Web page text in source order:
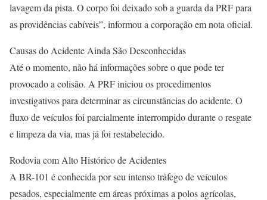
lavagem da pista. O corpo foi deixado sob a guarda da PRF para
as providências cabíveis”, informou a corporação em nota oficial.
Causas do Acidente Ainda São Desconhecidas
Até o momento, não há informações sobre o que pode ter
provocado a colisão. A PRF iniciou os procedimentos
investigativos para determinar as circunstâncias do acidente. O
fluxo de veículos foi parcialmente interrompido durante o resgate
e limpeza da via, mas já foi restabelecido.
Rodovia com Alto Histórico de Acidentes
A BR-101 é conhecida por seu intenso tráfego de veículos
pesados, especialmente em áreas próximas a polos agrícolas,